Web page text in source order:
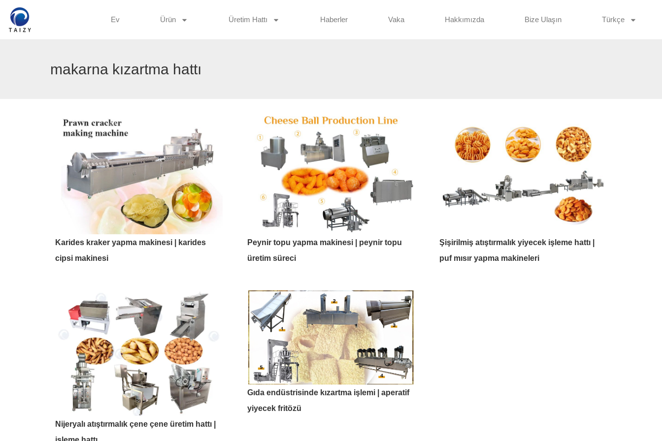
Ev Ürün Üretim Hattı Haberler Vaka Hakkımızda Bize Ulaşın Türkçe
makarna kızartma hattı
Karides kraker yapma makinesi | karides
cipsi makinesi
Peynir topu yapma makinesi | peynir topu
üretim süreci
Şişirilmiş atıştırmalık yiyecek işleme hattı |
puf mısır yapma makineleri
Nijeryalı atıştırmalık çene çene üretim hattı |
Gıda endüstrisinde kızartma işlemi | aperatif
yiyecek fritözü